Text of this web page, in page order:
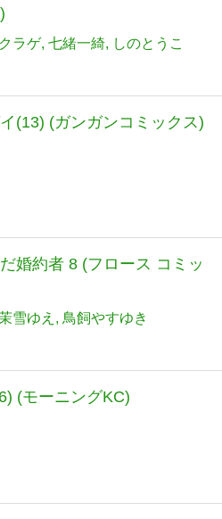
ラゲ 七緒一綺 しのとうこ
(13) (ガンガンコミックス)
婚約者 8 (フロース コミッ
雪ゆえ 鳥飼やすゆき
(モーニングKC)